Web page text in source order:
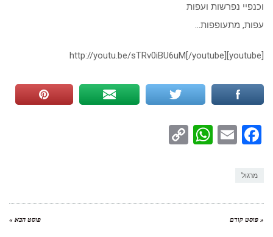
וכנפיי נפרשות ועפות
עפות, מתעופפות…
[youtube]http://youtu.be/sTRv0iBU6uM[/youtube]
Facebook
Email
WhatsApp
מרגול
« פוסט קודם פוסט הבא »